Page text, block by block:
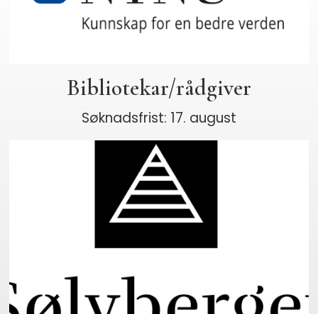
Bibliotekar/rådgiver
Søknadsfrist: 17. august